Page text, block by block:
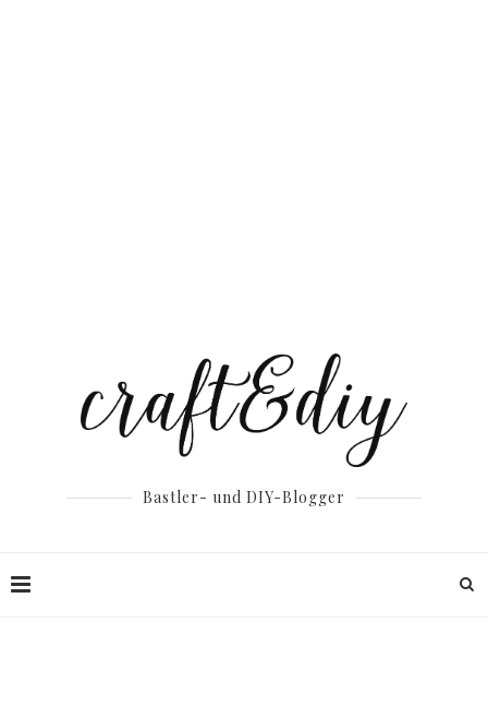
Bastler- und DIY-Blogger